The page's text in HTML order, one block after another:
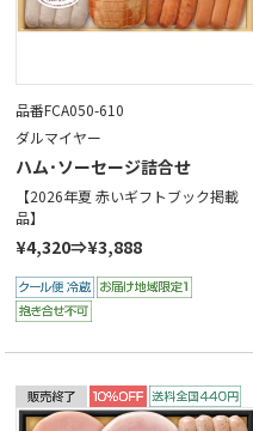
品番FCA050-610
ダルマイヤー
ハム･ソーセージ詰合せ
【2026年夏 赤いギフトブック掲載
品】
¥4,320⇒¥3,888